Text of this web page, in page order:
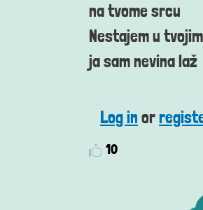
na tvome srcu
Nestajem u
ja sam nevina laž
Log in or
10